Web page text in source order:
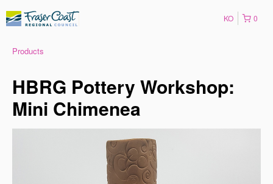
0
KO
Products
HBRG Pottery Workshop:
Mini Chimenea